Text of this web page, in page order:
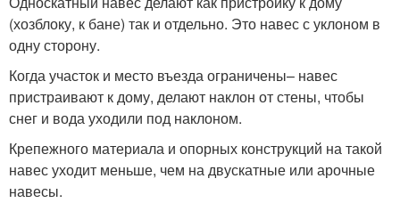
(хозблоку, к бане) так и отдельно. Это навес с уклоном в
одну сторону.
Когда участок и место въезда ограничены– навес
пристраивают к дому, делают наклон от стены, чтобы
снег и вода уходили под наклоном.
Крепежного материала и опорных конструкций на такой
навес уходит меньше, чем на двускатные или арочные
навесы.